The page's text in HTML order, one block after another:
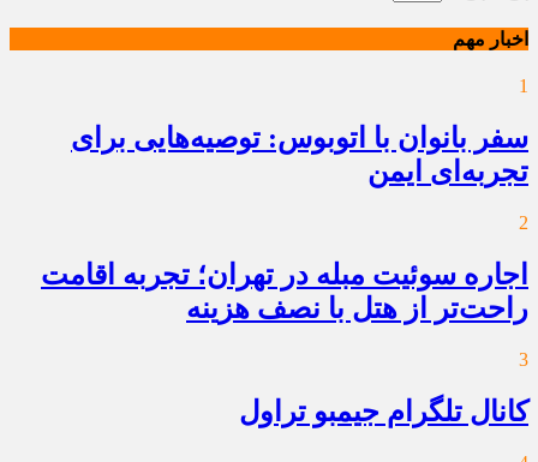
اخبار مهم
1
سفر بانوان با اتوبوس: توصیه‌هایی برای
تجربه‌ای ایمن
2
اجاره سوئیت مبله در تهران؛ تجربه اقامت
راحت‌تر از هتل با نصف هزینه
3
کانال تلگرام جیمبو تراول